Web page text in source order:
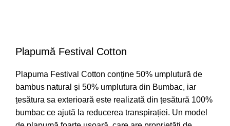
Plapumă Festival Cotton
Plapuma Festival Cotton conține 50% umplutură de
bambus natural și 50% umplutura din Bumbac, iar
țesătura sa exterioară este realizată din țesătură 100%
bumbac ce ajută la reducerea transpirației. Un model